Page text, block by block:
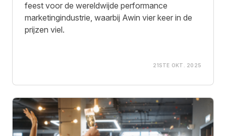
feest voor de wereldwijde performance
marketingindustrie, waarbij Awin vier keer in de
prijzen viel.
21STE OKT. 2025